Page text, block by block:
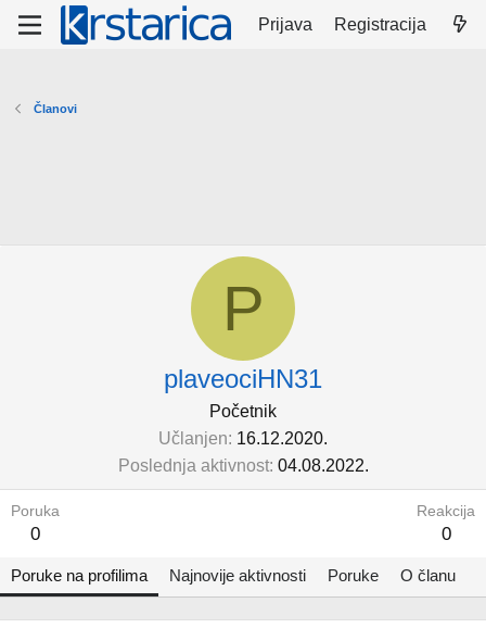
Prijava Registracija
Članovi
P
plaveociHN31
Početnik
Učlanjen 16.12.2020.
Poslednja aktivnost 04.08.2022.
Poruka
0
Reakcija
0
Poruke na profilima Najnovije aktivnosti Poruke O članu